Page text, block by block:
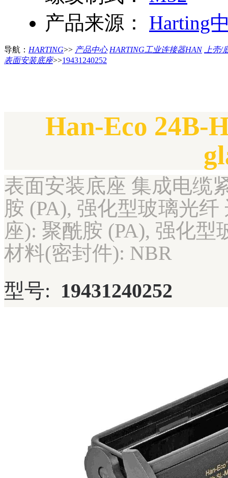
产品来源：
Harting
导航： HARTING>> 产品中心 HARTING工业连接器HAN
上壳/
表面安装底座>>19431240252
Han-Eco 24B-
表面安装底座 集成电缆
胺 (PA), 强化型玻璃光
座): 聚酰胺 (PA), 强化型
材料(密封件): NBR
型号: 19431240252